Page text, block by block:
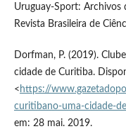
Uruguay-Sport: Archivos
Revista Brasileira de
Dorfman, P. (2019).
cidade de Curitiba.
< https://
curitibano-uma-cidade-
em: 28 mai. 2019.